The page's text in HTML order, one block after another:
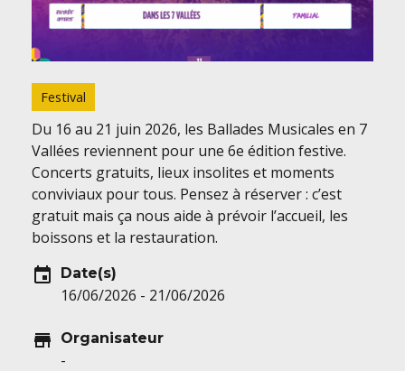
Festival
Du 16 au 21 juin 2026, les Ballades Musicales en 7
Vallées reviennent pour une 6e édition festive.
Concerts gratuits, lieux insolites et moments
conviviaux pour tous. Pensez à réserver : c’est
gratuit mais ça nous aide à prévoir l’accueil, les
boissons et la restauration.
event Date(s)
16/06/2026 - 21/06/2026
store Organisateur
-